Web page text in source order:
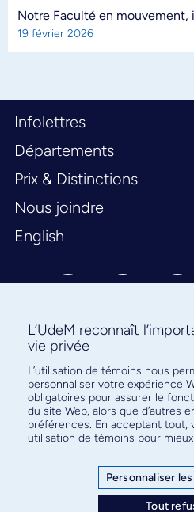
Notre Faculté en mouvement,
19 février 2026
Infolettres
Départements
Prix & Distinctions
Nous joindre
English
Abonnez-vous à
pour connaître
L’UdeM reconnaît
vie privée
L’utilisation de témoins nous
personnaliser votre expérience
obligatoires pour assurer le
du site Web, alors que d’autres
préférences. En acceptant tout,
utilisation de témoins pour
Personnaliser
Tout